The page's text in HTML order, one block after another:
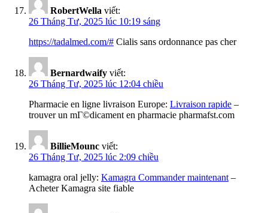
RobertWella viết:
26 Tháng Tư, 2025 lúc 10:19 sáng
https://tadalmed.com/# Cialis sans ordonnance pas cher
Bernardwaify viết:
26 Tháng Tư, 2025 lúc 12:04 chiều
Pharmacie en ligne livraison Europe: Livraison rapide –
trouver un mГ©dicament en pharmacie pharmafst.com
BillieMounc viết:
26 Tháng Tư, 2025 lúc 2:09 chiều
kamagra oral jelly: Kamagra Commander maintenant –
Acheter Kamagra site fiable